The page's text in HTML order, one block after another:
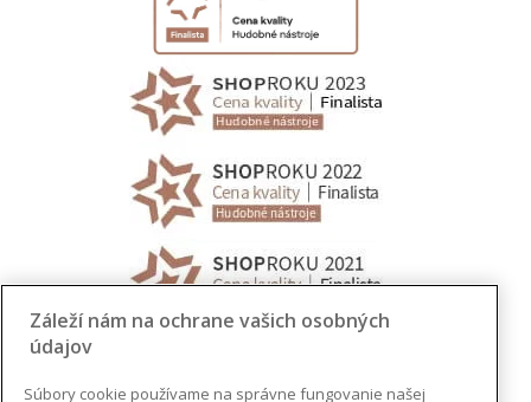
Záleží nám na ochrane vašich osobných
údajov
Súbory cookie používame na správne fungovanie našej